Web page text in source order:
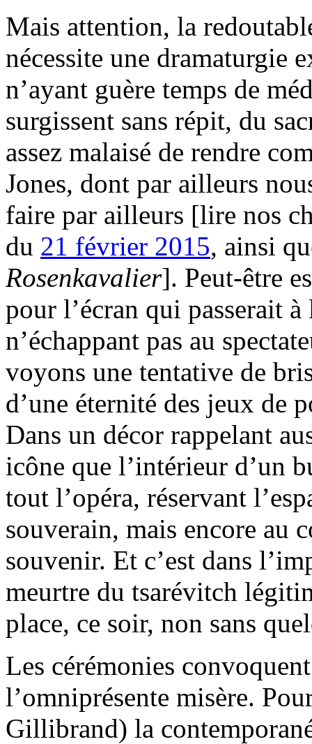
Mais attention, la
nécessite une dramaturgie
n’ayant guère temps de
surgissent sans répit, du
assez malaisé de rendre
Jones, dont par ailleurs
faire par ailleurs [lire nos
du 21 février 2015, ainsi
Rosenkavalier]. Peut-être
pour l’écran qui passerait
n’échappant pas au
voyons une tentative de
d’une éternité des jeux de
Dans un décor rappelant
icône que l’intérieur d’un
tout l’opéra, réservant
souverain, mais encore au
souvenir. Et c’est dans
meurtre du tsarévitch
place, ce soir, non sans
Les cérémonies
l’omniprésente misère.
Gillibrand) la